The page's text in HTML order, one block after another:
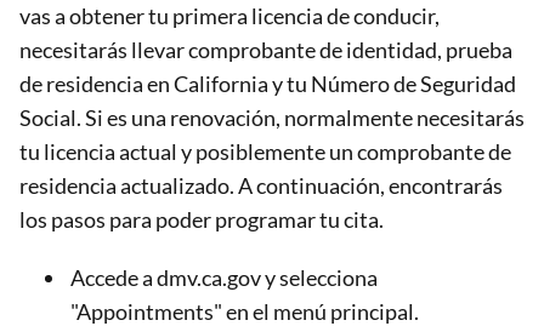
vas a obtener tu primera licencia de conducir,
necesitarás llevar comprobante de identidad, prueba
de residencia en California y tu Número de Seguridad
Social. Si es una renovación, normalmente necesitarás
tu licencia actual y posiblemente un comprobante de
residencia actualizado. A continuación, encontrarás
los pasos para poder programar tu cita.
Accede a dmv.ca.gov y selecciona
"Appointments" en el menú principal.